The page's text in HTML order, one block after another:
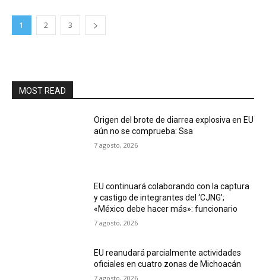
1 2 3
MOST READ
Origen del brote de diarrea explosiva en EU
aún no se comprueba: Ssa
7 agosto, 2026
EU continuará colaborando con la captura
y castigo de integrantes del ‘CJNG’;
«México debe hacer más»: funcionario
7 agosto, 2026
EU reanudará parcialmente actividades
oficiales en cuatro zonas de Michoacán
7 agosto, 2026